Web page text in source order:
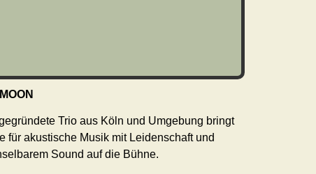
Trio aus Köln und Umgebung bringt
für akustische Musik mit Leidenschaft und
Sound auf die Bühne.